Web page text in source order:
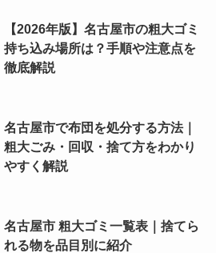
【2026年版】名古屋市の粗大ゴミ
持ち込み場所は？手順や注意点を
徹底解説
名古屋市で布団を処分する方法｜
粗大ごみ・回収・捨て方をわかり
やすく解説
名古屋市 粗大ゴミ一覧表｜捨てら
れる物を品目別に紹介